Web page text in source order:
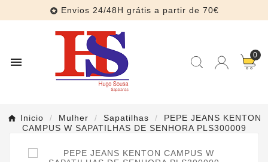
 Envios 24/48H grátis a partir de 70€

0
Inicio Mulher Sapatilhas
PEPE JEANS KENTON
CAMPUS W SAPATILHAS DE SENHORA PLS300009